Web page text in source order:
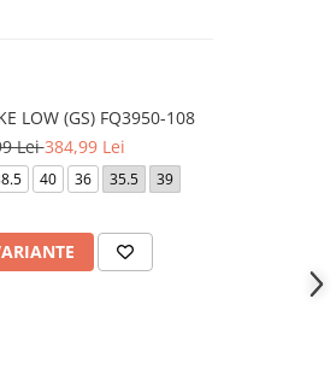
LOW (GS) FQ3950-108
Lei384,99 Lei
40 36 35.5 39